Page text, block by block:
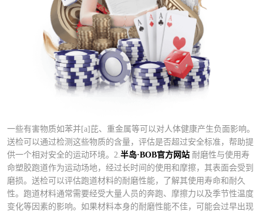
一些有害物质如苯并[a]芘、重金属等可以对人体健康产生负面影响。
送检可以通过检测这些物质的含量，评估是否超过安全标准，帮助提
供一个相对安全的运动环境。2. 半岛·BOB官方网站 耐磨性与使用寿
命塑胶跑道作为运动场地，经过长时间的使用和摩擦，其表面会受到
磨损。送检可以评估跑道材料的耐磨性能，了解其使用寿命和耐久
性。跑道材料通常需要经受大量人员的奔跑、摩擦力以及季节性温度
变化等因素的影响。如果材料本身的耐磨性能不佳，可能会过早出现